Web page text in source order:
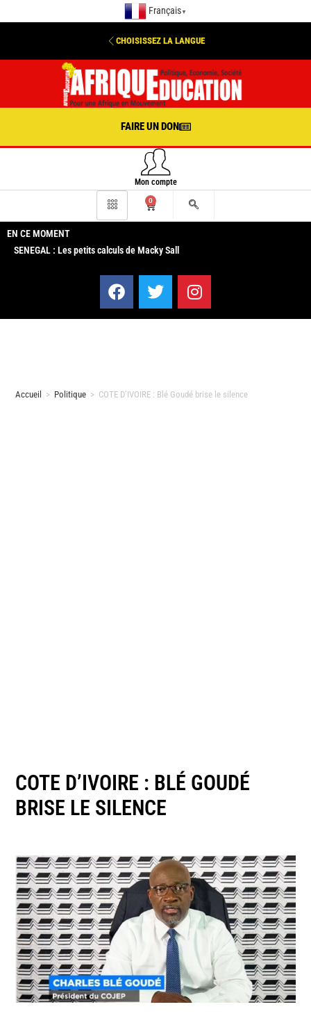
Français ▼
CHOISISSEZ LA LANGUE
FAIRE UN DON
Mon compte
0
EN CE MOMENT
SENEGAL : Les petits calculs de Macky Sall
Accueil > Politique > COTE D’IVOIRE : Blé Goudé brise le silence
COTE D’IVOIRE : BLÉ GOUDÉ
BRISE LE SILENCE